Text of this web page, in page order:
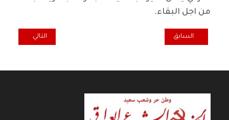
من اجل البقاء.
المقال السابق: ضد النسيان.. 8 ـ 8 ـ 88
السابق المقال التالي:
التالي